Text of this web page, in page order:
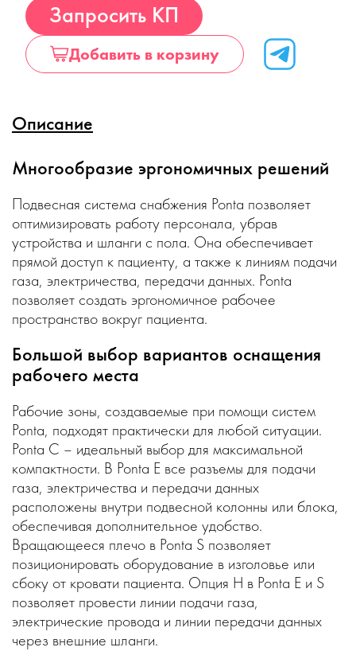
Запросить КП
Добавить в корзину
Описание
Многообразие эргономичных решений
Подвесная система снабжения Ponta позволяет
оптимизировать работу персонала, убрав
устройства и шланги с пола. Она обеспечивает
прямой доступ к пациенту, а также к линиям подачи
газа, электричества, передачи данных. Ponta
позволяет создать эргономичное рабочее
пространство вокруг пациента.
Большой выбор вариантов оснащения
рабочего места
Рабочие зоны, создаваемые при помощи систем
Ponta, подходят практически для любой ситуации.
Ponta C – идеальный выбор для максимальной
компактности. В Ponta E все разъемы для подачи
газа, электричества и передачи данных
расположены внутри подвесной колонны или блока,
обеспечивая дополнительное удобство.
Вращающееся плечо в Ponta S позволяет
позиционировать оборудование в изголовье или
сбоку от кровати пациента. Опция H в Ponta E и S
позволяет провести линии подачи газа,
электрические провода и линии передачи данных
через внешние шланги.